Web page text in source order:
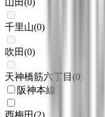
山田(0)
千里山(0)
吹田(0)
天神橋筋六丁目 (0)
阪神本線